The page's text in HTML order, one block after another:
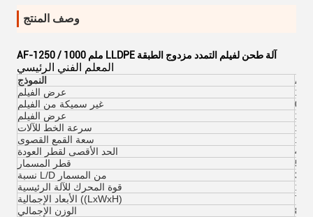
وصف المنتج
AF-1250 / 1000 ملم LLDPE آلة طحن لفيلم التمدد مزدوج الطبقة
المعلم الفني الرئيسي
النموذج AF
عرض الفيلم
غير سميكة من الفيلم
عرض الفيلم
سرعة الخط للآلات
سعة القمع القصوى
الحد الأقصى لقطر العودة
قطر المسمار
نسبة L/D من المسمار
قوة المحرك للآلة الرئيسية
الأبعاد الإجمالية ((LxWxH)
الوزن الإجمالي
8T